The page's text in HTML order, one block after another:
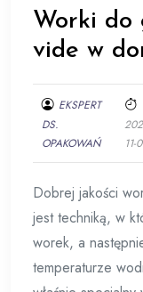
Worki do
vide w
EKSPERT
DS.
OPAKOWAŃ
11-
Dobrej jakości
jest techniką, w
worek, a
temperaturze